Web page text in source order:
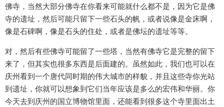
佛寺，当然大部分佛寺在你看来可能就什么都不是，因为它是佛
寺的遗址，然后可能只留下一些石头的帆，或者说像是金床啊，
像是石碑啊，像是石头的住处，或者是佛坛的遗址等等。
对，然后有些佛寺可能留了一些塔，当然有佛寺它是完整的留下
来了，但其实也很多东西是后面建的。虽然如此，我们也可以在
庆州看到一个唐代同时期的伟大城市的样貌，并且这些寺你光站
到遗址，你就可以想象到它们当年应该是多么的宏伟和华丽。你
今天去到庆州的国立博物馆里面，还能看到很多这个寺里面出土